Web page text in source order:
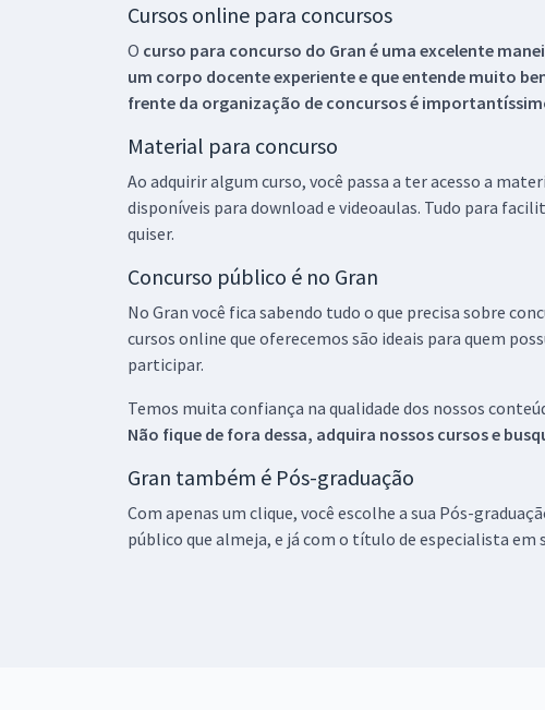
Cursos online para concursos
O curso para concurso do Gran é uma excelente
um corpo docente experiente e que entende muito
frente da organização de concursos é
Material para concurso
Ao adquirir algum curso, você passa a ter acesso a
disponíveis para download e videoaulas. Tudo para
quiser.
Concurso público é no Gran
No Gran você fica sabendo tudo o que precisa sobre
cursos online que oferecemos são ideais para quem
participar.
Temos muita confiança na qualidade dos nossos
Não fique de fora dessa, adquira nossos cursos e
Gran também é Pós-graduação
Com apenas um clique, você escolhe a sua Pós-
público que almeja, e já com o título de especialista em